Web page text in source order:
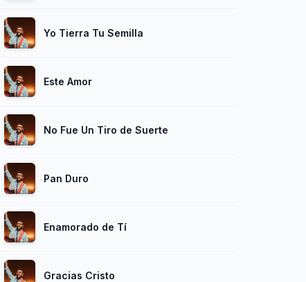
Yo Tierra Tu Semilla
Este Amor
No Fue Un Tiro de Suerte
Pan Duro
Enamorado de Tí
Gracias Cristo